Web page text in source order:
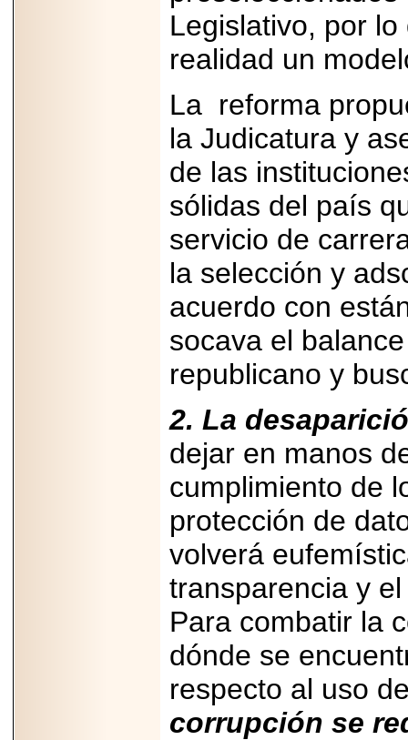
Legislativo, por
realidad un
La reforma
la Judicatura y
de las
sólidas del país
servicio de
la selección y
acuerdo con
socava el
republicano y
2. La
dejar en manos
cumplimiento de
protección de
volverá
transparencia y
Para combatir la
dónde se
respecto al uso
corrupción se